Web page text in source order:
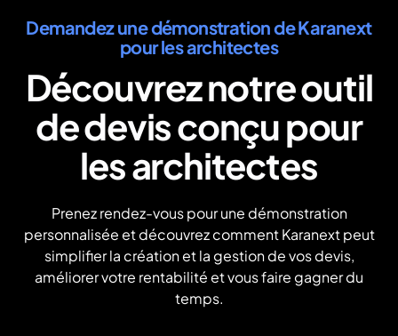
taux de transformation
et offre une meilleure
maîtrise du pipeline
commercial du cabinet.
opportunités, la
transformation en
projets ou le pilotage de
la rentabilité.
cabinet.
l’activité tout en
conservant une
séparation claire des
informations, idéale
pour les groupes ou
cabinets multi-
agences.
Demandez une démonstration de Karanext
pour les architectes
Découvrez notre outil
de devis conçu pour
les architectes
Prenez rendez-vous pour une démonstration
personnalisée et découvrez comment Karanext peut
simplifier la création et la gestion de vos devis,
améliorer votre rentabilité et vous faire gagner du
temps.